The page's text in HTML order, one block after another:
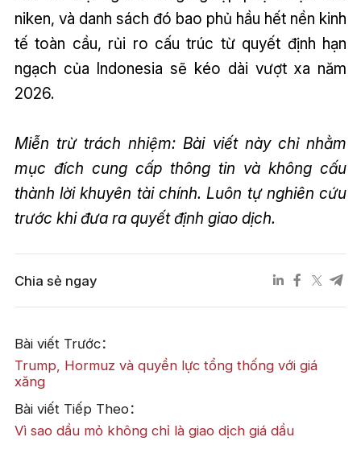
niken, và danh sách đó bao phủ hầu hết nền kinh
tế toàn cầu, rủi ro cấu trúc từ quyết định hạn
ngạch của Indonesia sẽ kéo dài vượt xa năm
2026.
Miễn trừ trách nhiệm: Bài viết này chỉ nhằm
mục đích cung cấp thông tin và không cấu
thành lời khuyên tài chính. Luôn tự nghiên cứu
trước khi đưa ra quyết định giao dịch.
Chia sẻ ngay
Bài viết Trước：
Trump, Hormuz và quyền lực tổng thống với giá
xăng
Bài viết Tiếp Theo：
Vì sao dầu mỏ không chỉ là giao dịch giá dầu